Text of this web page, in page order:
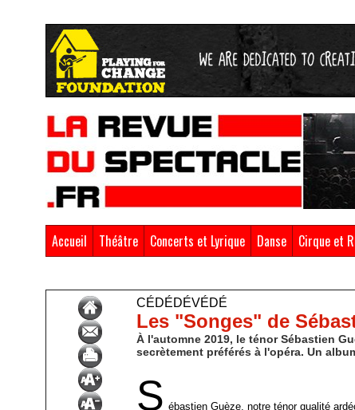
Accueil Théâtre Concerts et Lyrique Danse Cirque et
CÉDÉDÉVÉDÉ
Les "Songes" de
À l'automne 2019, le ténor Sébastien
secrètement préférés à l'opéra. Un
S ébastien Guèze, notre ténor qualité